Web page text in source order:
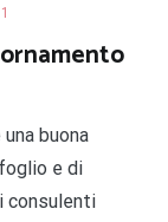
buona
e di
consulenti